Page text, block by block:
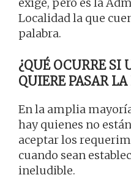
Localidad la que
palabra.
¿QUÉ OCURRE SI
QUIERE PASAR LA
En la amplia
hay quienes no
aceptar los
cuando sean
ineludible.